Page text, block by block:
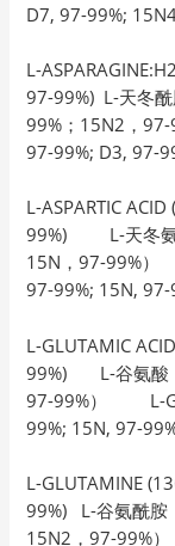
D7, 97-99%;
L-
97-99%) L-天冬
99%；15N2，
97-99%; D3, 97-
L-ASPARTIC
99%) L-天冬氨
15N，97-99%）
97-99%; 15N, 97-
L-GLUTAMIC
99%) L-谷氨酸
97-99%） L-
99%; 15N, 97-
L-GLUTAMINE
99%) L-谷氨酰胺
15N2，97-99%